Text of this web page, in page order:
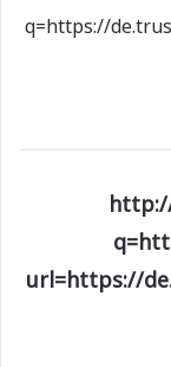
q=https://
url=https://